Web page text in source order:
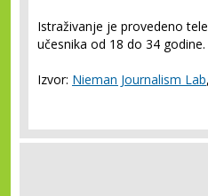
Istraživanje je provedeno
učesnika od 18 do 34 godine.
Izvor: Nieman Journalism Lab,